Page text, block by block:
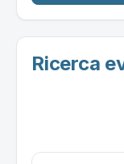
Ricerca